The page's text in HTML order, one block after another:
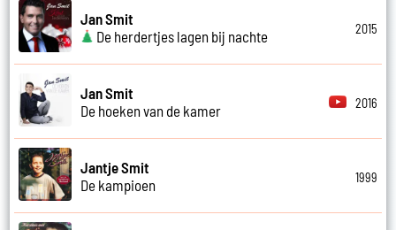
Jan Smit
De herdertjes lagen bij nachte
2015
Jan Smit
De hoeken van de kamer
2016
Jantje Smit
De kampioen
1999